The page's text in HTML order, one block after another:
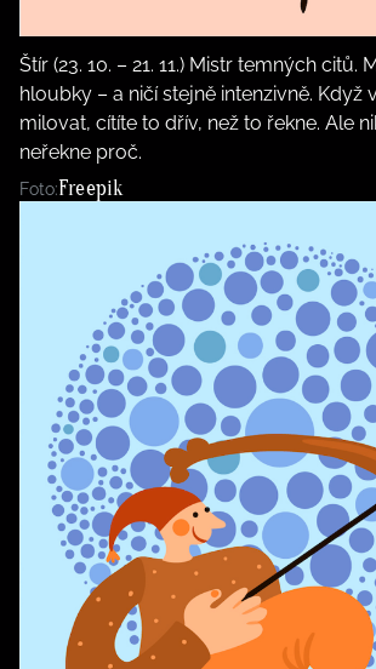
Štír (23. 10. – 21. 11.) Mistr temných citů.
hloubky – a ničí stejně intenzivně. Když
milovat, cítíte to dřív, než to řekne. Ale
neřekne proč.
Foto:Freepik